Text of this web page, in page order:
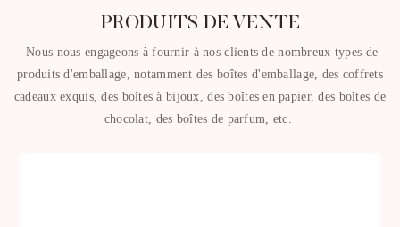
PRODUITS DE VENTE
Nous nous engageons à fournir à nos clients de nombreux types de
produits d'emballage, notamment des boîtes d'emballage, des coffrets
cadeaux exquis, des boîtes à bijoux, des boîtes en papier, des boîtes de
chocolat, des boîtes de parfum, etc.